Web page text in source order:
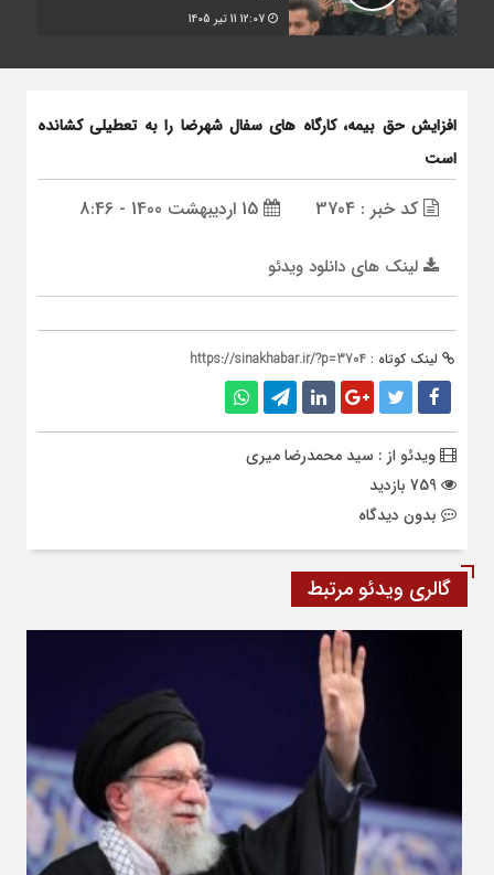
11 تیر 1405
افزایش حق بیمه، کارگاه های سفال شهرضا را به تعطیلی کشانده
است
کد خبر : 3704
لینک های دانلود ویدئو
لینک کوتاه : https://sinakhabar.ir/?p=3704
ویدئو از : سید محمدرضا میری
بدون دیدگاه
گالری ویدئو مرتبط